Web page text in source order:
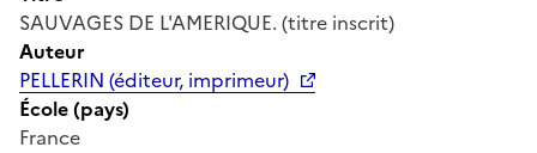
SAUVAGES DE L'AMERIQUE. (titre inscrit)
Auteur
PELLERIN (éditeur, imprimeur)
École (pays)
France